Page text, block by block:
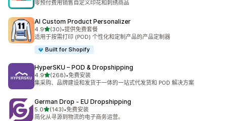
零预付费用销售自定义印花和刺绣商品
AI Custom Product Personalizer
4.9星（满分 5 星）
(30)
总共 30 条评论
•提供免费套餐
适用于按需打印 (POD) 个性化和定制产品的产品定制器
Built for Shopify
HyperSKU – POD & Dropshipping
4.9星（满分 5 星）
(268)
总共 268 条评论
•免费安装
集采购、品牌建设和发货于一体的一站式代发货和 POD 解决方案
German Drop ‑ EU Dropshipping
5.0星（满分 5 星）
(143)
总共 143 条评论
•免费安装
简化从寻源到物流的电子商务运营。